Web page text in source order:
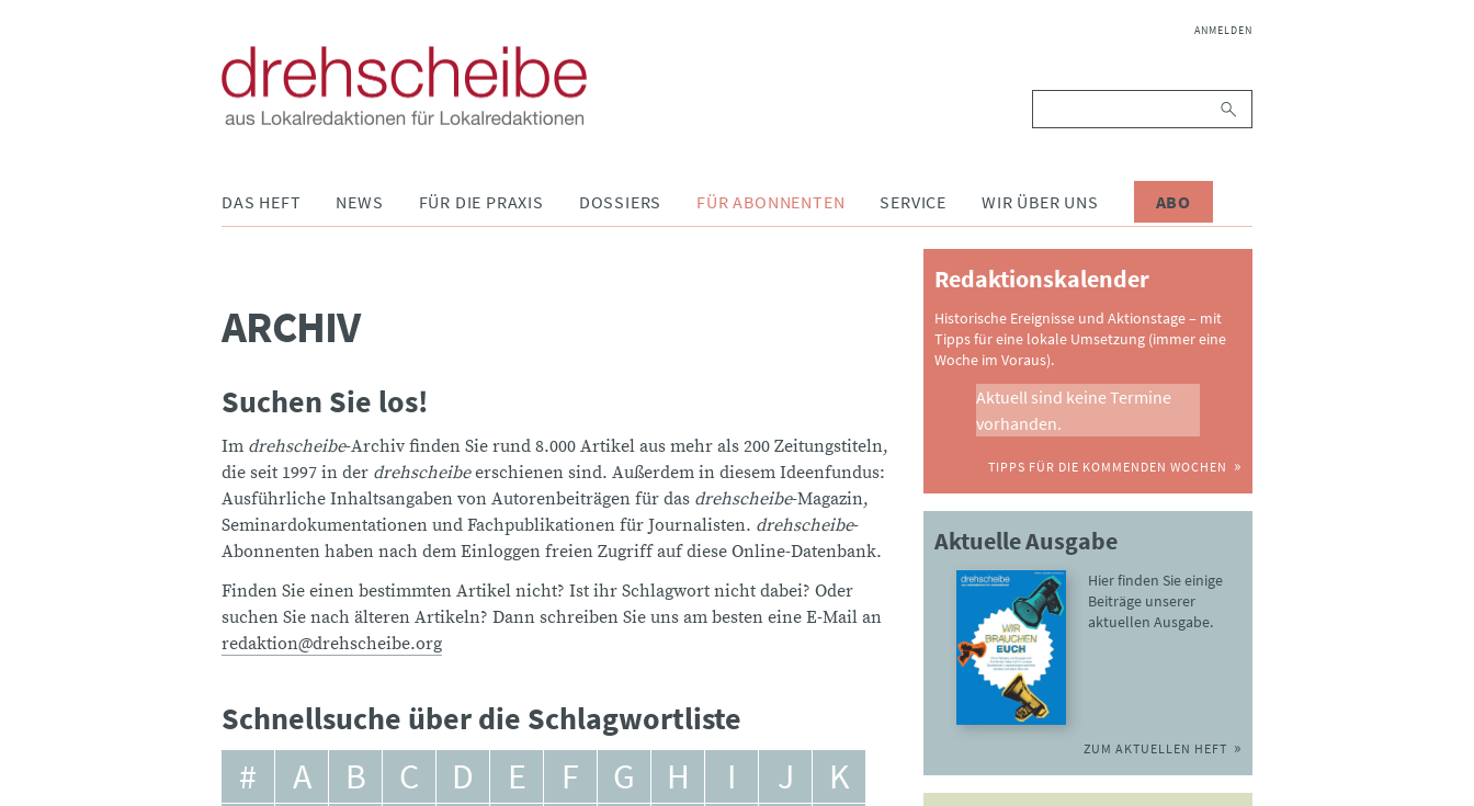
NAVIGATION
ANMELDEN
DAS HEFT NEWS FÜR DIE PRAXIS DOSSIERS FÜR ABONNENTEN SERVICE WIR ÜBER UNS ABO
ARCHIV
Suchen Sie los!
Im drehscheibe-Archiv finden Sie rund 8.000 Artikel aus mehr als 200 Zeitungstiteln,
die seit 1997 in der drehscheibeerschienen sind. Außerdem in diesem Ideenfundus:
Ausführliche Inhaltsangaben von Autorenbeiträgen für das drehscheibe-Magazin,
Seminardokumentationen und Fachpublikationen für Journalisten. drehscheibe-
Abonnenten haben nach dem Einloggen freien Zugriff auf diese Online-Datenbank.
Finden Sie einen bestimmten Artikel nicht? Ist ihr Schlagwort nicht dabei? Oder
suchen Sie nach älteren Artikeln? Dann schreiben Sie uns am besten eine E-Mail an
redaktion@drehscheibe.org
Schnellsuche über die Schlagwortliste
# A B C D E F G H I J
K
Redaktionskalender
Historische Ereignisse und Aktionstage – mit
Tipps für eine lokale Umsetzung (immer eine
Woche im Voraus).
Aktuell sind keine Termine
vorhanden.
TIPPS FÜR DIE KOMMENDEN WOCHEN
Aktuelle Ausgabe
Hier finden Sie einige
Beiträge unserer
aktuellen Ausgabe.
ZUM AKTUELLEN HEFT